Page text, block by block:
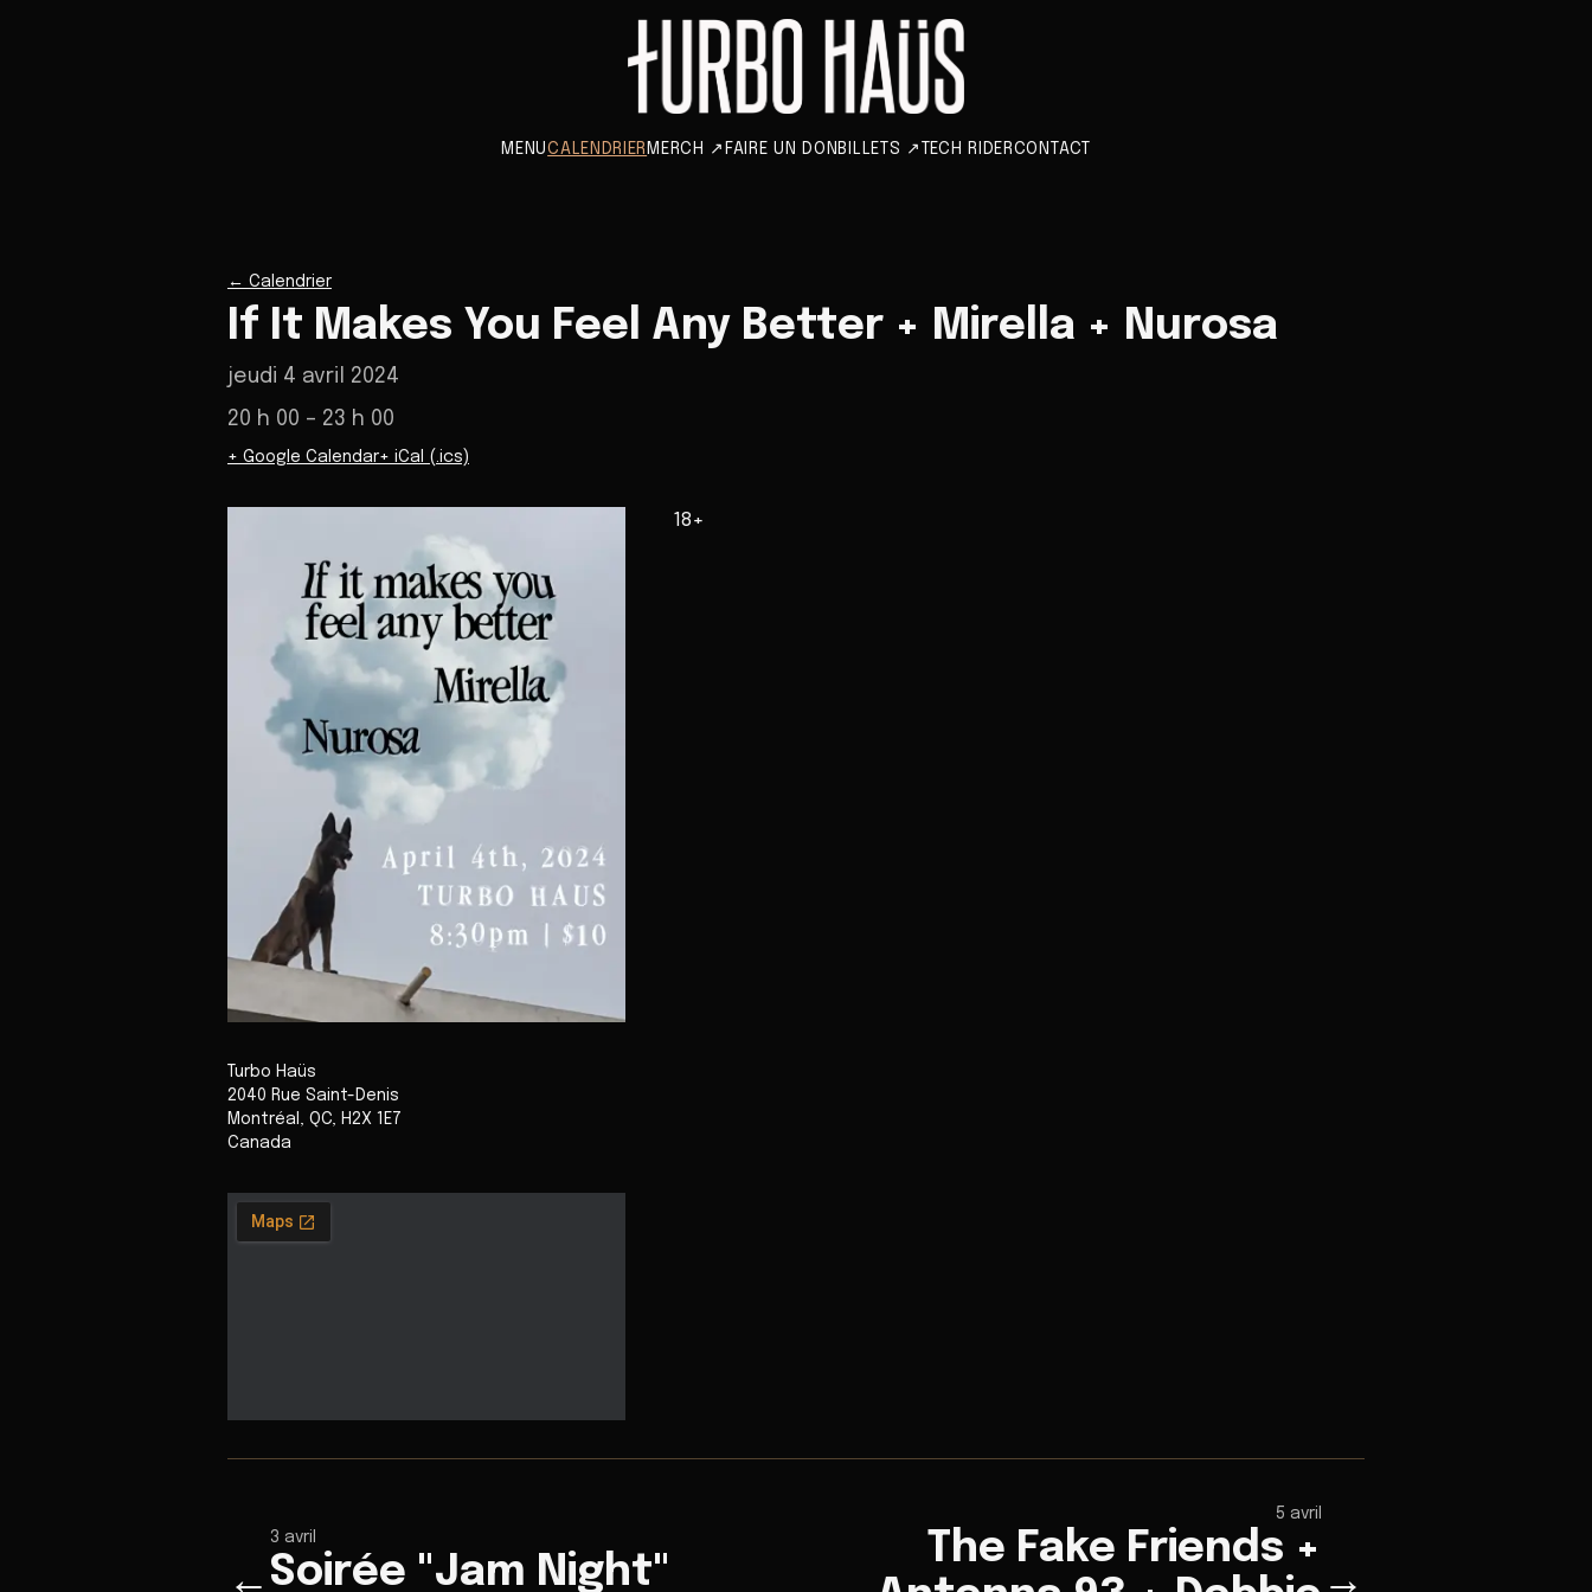
MENUCALENDRIER MERCH ↗ FAIRE UN DON BILLETS ↗ TECH RIDERCONTACT
← Calendrier
If It Makes You Feel Any Better + Mirella + Nurosa
jeudi 4 avril 2024
20 h 00 – 23 h 00
+ Google Calendar+ iCal (.ics)
Turbo Haüs
2040 Rue Saint-Denis
Montréal , QC, H2X 1E7
Canada
18+
←
3 avril
Soirée "Jam Night"
5 avril
The Fake Friends +
→